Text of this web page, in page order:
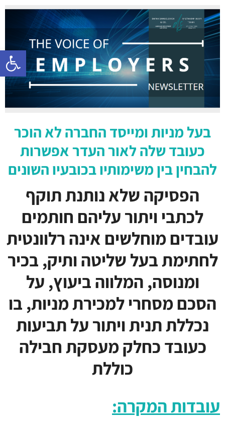
פתח
בעל מניות ומייסד החברה לא הוכר
כעובד שלה לאור העדר אפשרות
להבחין בין משימותיו בכובעיו השונים
הפסיקה שלא נותנת תוקף
לכתבי ויתור עליהם חותמים
עובדים מוחלשים אינה רלוונטית
לחתימת בעל שליטה ותיק, בכיר
ומנוסה, המלווה ביעוץ, על
הסכם מסחרי למכירת מניות, בו
נכללת תנית ויתור על תביעות
כעובד כחלק מעסקת חבילה
כוללת
עובדות המקרה: